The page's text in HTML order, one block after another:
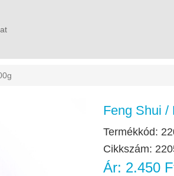
Feng Shui /
Termékkód:
Cikkszám:
Ár: 2.450